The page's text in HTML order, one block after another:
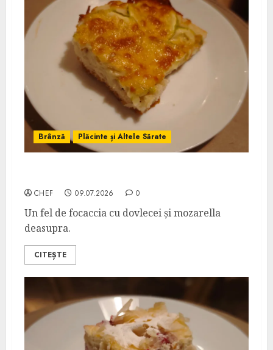
Brânză Plăcinte și Altele Sărate
CHEF 09.07.2026 0
Un fel de focaccia cu dovlecei și mozarella
deasupra.
CITEȘTE